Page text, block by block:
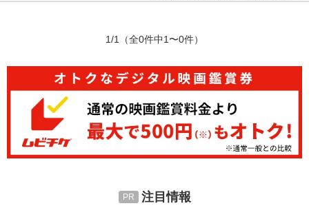
1/1 （全0件中1〜0件）
注目情報